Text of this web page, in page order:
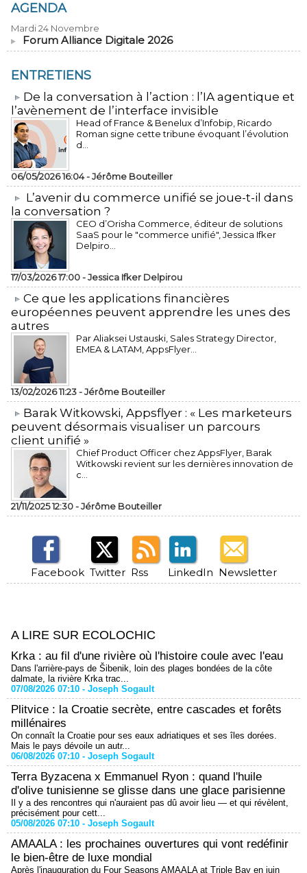
AGENDA
Mardi 24 Novembre
Forum Alliance Digitale 2026
ENTRETIENS
​De la conversation à l’action : l’IA agentique et
l’avènement de l’interface invisible
Head of France & Benelux d’Infobip, Ricardo
Roman signe cette tribune évoquant l’évolution
d...
06/05/2026 16:04 -Jérôme Bouteiller
L’avenir du commerce unifié se joue-t-il dans
la conversation ?
CEO d’Orisha Commerce, éditeur de solutions
SaaS pour le "commerce unifié", Jessica Ifker
Delpiro...
17/03/2026 17:00 -Jessica Ifker Delpirou
​Ce que les applications financières
européennes peuvent apprendre les unes des
autres
Par Aliaksei Ustauski, Sales Strategy Director,
EMEA & LATAM, AppsFlyer...
13/02/2026 11:23 -Jérôme Bouteiller
​Barak Witkowski, Appsflyer : « Les marketeurs
peuvent désormais visualiser un parcours
client unifié »
Chief Product Officer chez AppsFlyer, ​Barak
Witkowski revient sur les dernières innovation de
c...
21/11/2025 12:30 -Jérôme Bouteiller
Facebook Twitter Rss LinkedIn Newsletter
A LIRE SUR ECOLOCHIC
Krka : au fil d'une rivière où l'histoire coule avec l'eau
Dans l'arrière-pays de Šibenik, loin des plages bondées de la côte
dalmate, la rivière Krka trac...
07/08/2026 07:10 - Joseph Sogault
Plitvice : la Croatie secrète, entre cascades et forêts
millénaires
On connaît la Croatie pour ses eaux adriatiques et ses îles dorées.
Mais le pays dévoile un autr...
06/08/2026 07:10 - Joseph Sogault
Terra Byzacena x Emmanuel Ryon : quand l'huile
d'olive tunisienne se glisse dans une glace parisienne
Il y a des rencontres qui n'auraient pas dû avoir lieu — et qui révèlent,
précisément pour cett...
05/08/2026 07:10 - Joseph Sogault
AMAALA : les prochaines ouvertures qui vont redéfinir
le bien-être de luxe mondial
Après l'inauguration du Four Seasons AMAALA at Triple Bay en juin